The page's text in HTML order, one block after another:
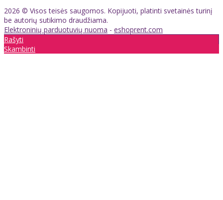
2026 © Visos teisės saugomos. Kopijuoti, platinti svetainės turinį
be autorių sutikimo draudžiama.
Elektroninių parduotuvių nuoma - eshoprent.com
Rašyti
Skambinti